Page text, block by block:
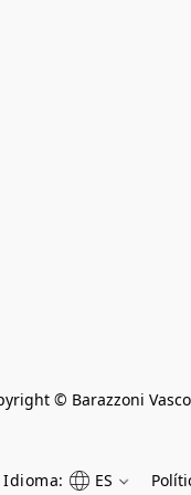
© Barazzoni
Idioma: ES